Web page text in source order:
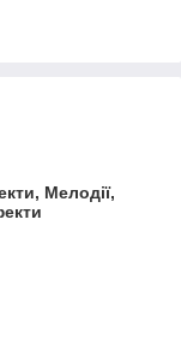
Мелодії,